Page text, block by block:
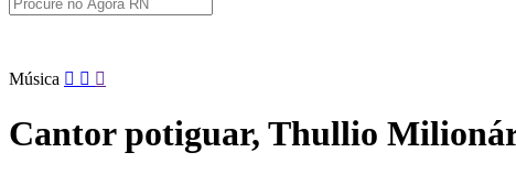
Pular
conteúdo
Música
Cantor potiguar, Thullio